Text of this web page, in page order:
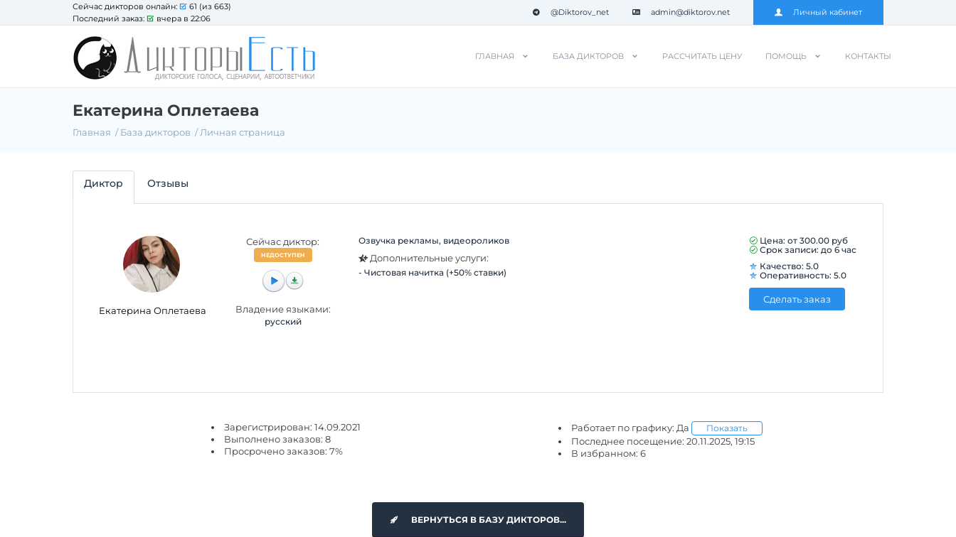
Сейчас дикторов онлайн:
61 (из 663)
Последний заказ:
вчера в 22:06
@Diktorov_net admin@diktorov.net Личный кабинет
ГЛАВНАЯ БАЗА ДИКТОРОВ РАССЧИТАТЬ ЦЕНУ ПОМОЩЬ КОНТАКТЫ
Екатерина Оплетаева
Главная База дикторов Личная страница
Диктор Отзывы
Екатерина Оплетаева
Сейчас диктор:
НЕДОСТУПЕН
Владение языками:
русский
Цена: от 300.00 руб
Срок записи: до 6 час
Качество: 5.0
Оперативность: 5.0
Сделать заказ
Озвучка рекламы, видеороликов
Дополнительные услуги:
- Чистовая начитка (+50% ставки)
Зарегистрирован: 14.09.2021
Выполнено заказов: 8
Просрочено заказов: 7%
Работает по графику: Да Показать
Последнее посещение: 20.11.2025, 19:15
В избранном: 6
ВЕРНУТЬСЯ В БАЗУ ДИКТОРОВ...